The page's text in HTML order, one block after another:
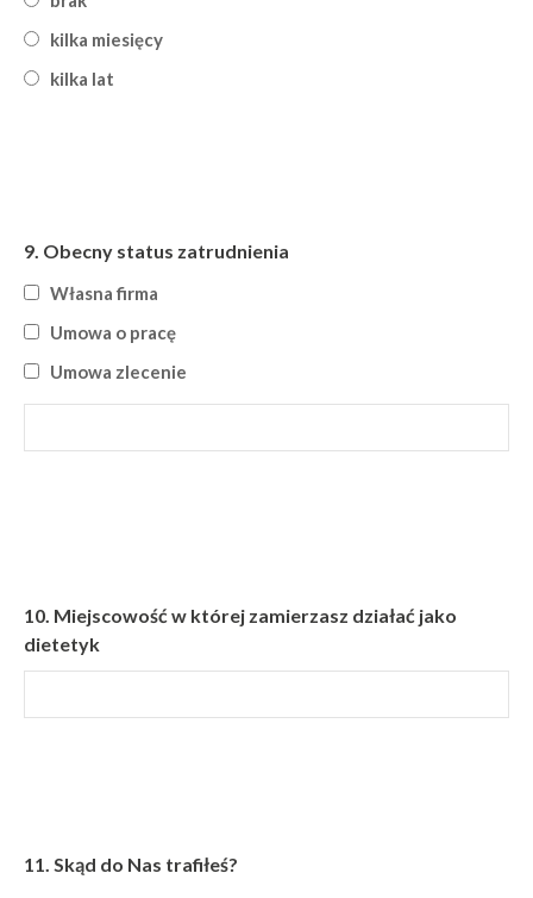
kilka miesięcy
kilka lat
9. Obecny status zatrudnienia
Własna firma
Umowa o pracę
Umowa zlecenie
10. Miejscowość w której zamierzasz działać jako
dietetyk
11. Skąd do Nas trafiłeś?